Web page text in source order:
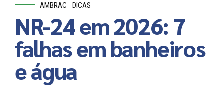
AMBRAC DICAS
NR-24 em 2026: 7
falhas em banheiros
e água